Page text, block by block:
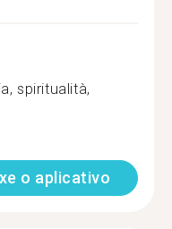
spiritualità,
o aplicativo